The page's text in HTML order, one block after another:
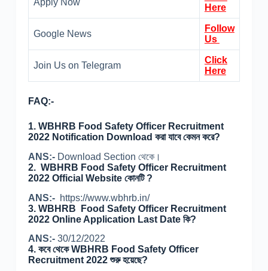
Apply Now
Here
Google News
Follow
Us
Join Us on Telegram
Click
Here
FAQ:-
1. WBHRB Food Safety Officer Recruitment
2022 Notification Download করা যাবে কেমন করে?
ANS:- Download Section থেকে।
2. WBHRB Food Safety Officer Recruitment
2022 Official Website কোনটি ?
ANS:- https://www.wbhrb.in/
3. WBHRB Food Safety Officer Recruitment
2022 Online Application Last Date কি?
ANS:- 30/12/2022
4. কবে থেকে WBHRB Food Safety Officer
Recruitment 2022 শুরু হয়েছে?